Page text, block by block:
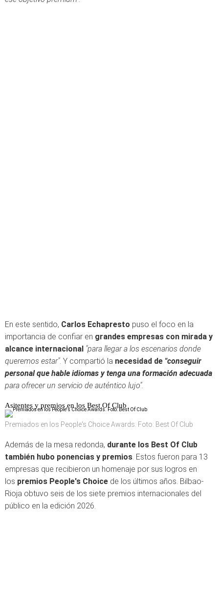
En este sentido, Carlos Echapresto puso el foco en la
importancia de confiar en grandes empresas con mirada y
alcance internacional "para llegar a los escenarios donde
queremos estar". Y compartió la necesidad de "conseguir
personal que hable idiomas y tenga una formación adecuada
para ofrecer un servicio de auténtico lujo".
Asitentes y premios en los Best Of Club
Premiados en los People's Choice Awards. Foto: Best Of Club
Además de la mesa redonda, durante los Best Of Club
también hubo ponencias y premios. Estos fueron para 13
empresas que recibieron un homenaje por sus logros en
los premios People's Choice de los últimos años. Bilbao-
Rioja obtuvo seis de los siete premios internacionales del
público en la edición 2026.